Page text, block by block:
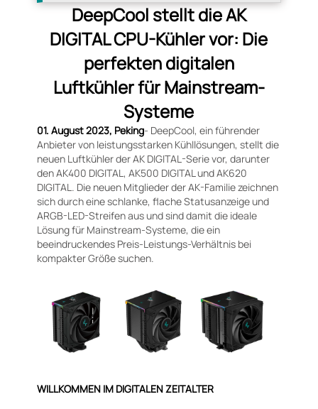
DeepCool stellt die AK
DIGITAL CPU-Kühler vor: Die
perfekten digitalen
Luftkühler für Mainstream-
Systeme
01. August 2023, Peking- DeepCool, ein führender
Anbieter von leistungsstarken Kühllösungen, stellt die
neuen Luftkühler der AK DIGITAL-Serie vor, darunter
den AK400 DIGITAL, AK500 DIGITAL und AK620
DIGITAL. Die neuen Mitglieder der AK-Familie zeichnen
sich durch eine schlanke, flache Statusanzeige und
ARGB-LED-Streifen aus und sind damit die ideale
Lösung für Mainstream-Systeme, die ein
beeindruckendes Preis-Leistungs-Verhältnis bei
kompakter Größe suchen.
WILLKOMMEN IM DIGITALEN ZEITALTER